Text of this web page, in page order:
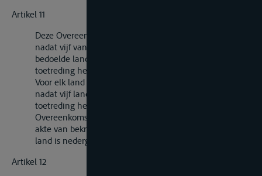
Artikel 11
Deze Overeenkomst treedt in werking twaalf maanden
nadat vijf van de in het eerste lid van artikel 10
bedoelde landen hun akte van bekrachtiging of van
toetreding hebben nedergelegd.
Voor elk land dat het bekrachtigt of ertoe toetreedt
nadat vijf landen hun akte van bekrachtiging of van
toetreding hebben nedergelegd, treedt deze
Overeenkomst in werking twaalf maanden nadat de
akte van bekrachtiging of toetreding van het betrokken
land is nedergelegd.
Artikel 12